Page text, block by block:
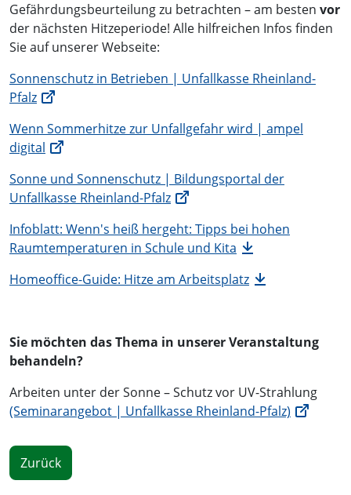
Gefährdungsbeurteilung zu betrachten – am besten vor
der nächsten Hitzeperiode! Alle hilfreichen Infos finden
Sie auf unserer Webseite:
Sonnenschutz in Betrieben | Unfallkasse Rheinland-
Pfalz
Wenn Sommerhitze zur Unfallgefahr wird | ampel
digital
Sonne und Sonnenschutz | Bildungsportal der
Unfallkasse Rheinland-Pfalz
Infoblatt: Wenn's heiß hergeht: Tipps bei hohen
Raumtemperaturen in Schule und Kita
Homeoffice-Guide: Hitze am Arbeitsplatz
Sie möchten das Thema in unserer Veranstaltung
behandeln?
Arbeiten unter der Sonne – Schutz vor UV-Strahlung
(Seminarangebot | Unfallkasse Rheinland-Pfalz)
Zurück